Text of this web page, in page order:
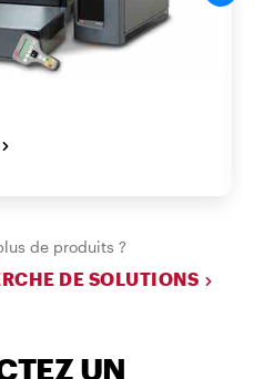
de produits ?
DE SOLUTIONS
UN